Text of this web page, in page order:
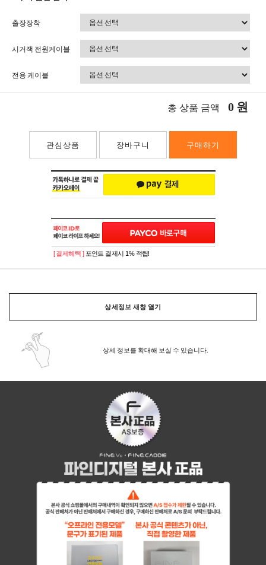
출장장착
시거잭 전원케이블
전용 케이블
총 상품 금액 0 원
관심상품 장바구니 구매하기
PAYCO 바로구매
[ 결제혜택 ] 포인트 결제시 1% 적립!
상세정보 새창 열기
상세 정보를 확대해 보실 수 있습니다.